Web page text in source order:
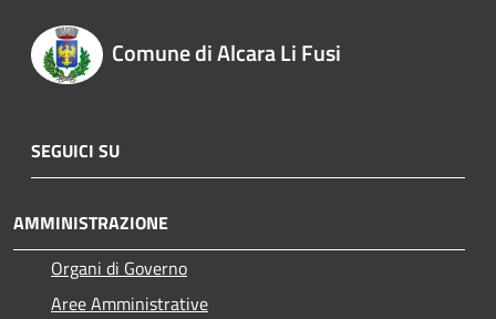
Comune di Alcara Li Fusi
SEGUICI SU
AMMINISTRAZIONE
Organi di Governo
Aree Amministrative